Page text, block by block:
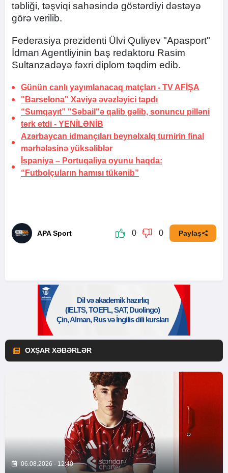
təbliği, təşviqi sahəsində göstərdiyi dəstəyə
görə verilib.
Federasiya prezidenti Ülvi Quliyev "Apasport"
İdman Agentliyinin baş redaktoru Rasim
Sultanzadəyə fəxri diplom təqdim edib.
Günün canlı yayımlanacaq matçları - TV AFİŞA
"Barselona" Xaviyə əvəzləyici tapdı
“Sumqayıt” "Səbail"ə qalib gəlib, sonuncu pilləni
tərk etdi - YENİLƏNİB
Azərbaycan idmançıları beynəlxalq turnirin final
mərhələsinə yüksəliblər
İspaniya – Portuqaliya oyunu haqda:
“Futbolçuların hamısı tükənib”
APA Sport 0 0 Paylaş
OXŞAR XƏBƏRLƏR
06.08.2026 - 12:40